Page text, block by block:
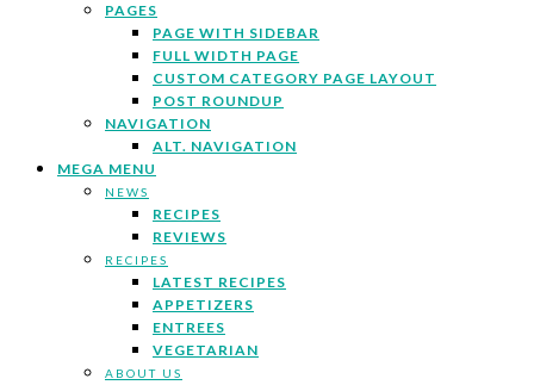
PAGES
PAGE WITH SIDEBAR
FULL WIDTH PAGE
CUSTOM CATEGORY PAGE LAYOUT
POST ROUNDUP
NAVIGATION
ALT. NAVIGATION
MEGA MENU
NEWS
RECIPES
REVIEWS
RECIPES
LATEST RECIPES
APPETIZERS
ENTREES
VEGETARIAN
ABOUT US